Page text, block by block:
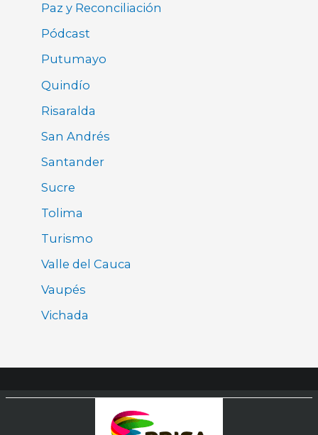
Paz y Reconciliación
Pódcast
Putumayo
Quindío
Risaralda
San Andrés
Santander
Sucre
Tolima
Turismo
Valle del Cauca
Vaupés
Vichada